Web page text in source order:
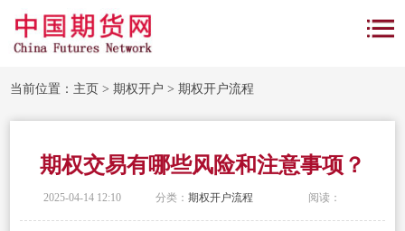
当前位置： 主页 >期权开户 >期权开户流程
期权交易有哪些风险和注意事项？
2025-04-14 12:10 分类： 期权开户流程 阅读：